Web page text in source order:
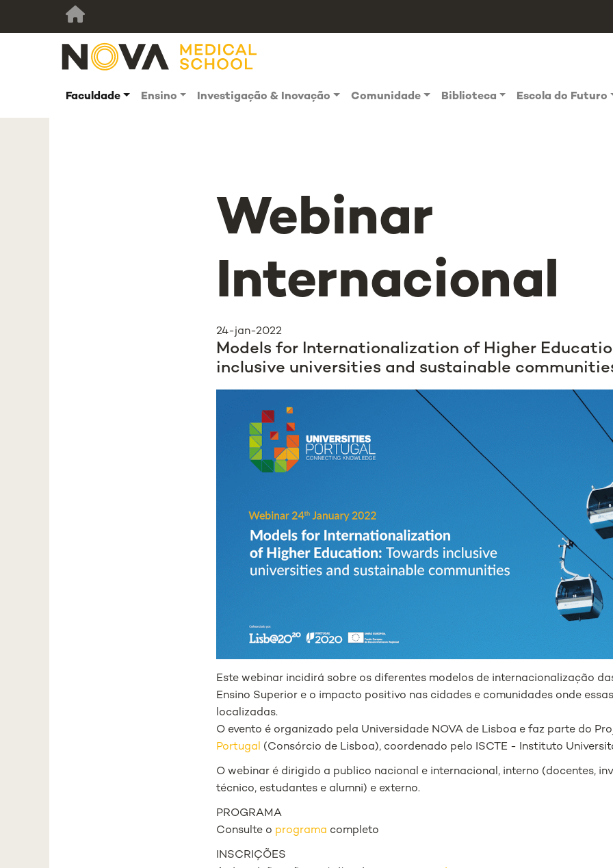
Faculdade Ensino Investigação & Inovação Comunidade Biblioteca Escola do Futuro
Webinar
Internacional
24-jan-2022
Models for Internationalization of Higher
inclusive universities and sustainable
Este webinar incidirá sobre os diferentes modelos de internacionalização
Ensino Superior e o impacto positivo nas cidades e comunidades onde
localizadas.
O evento é organizado pela Universidade NOVA de Lisboa e faz parte do
Portugal (Consórcio de Lisboa), coordenado pelo ISCTE - Instituto
O webinar é dirigido a publico nacional e internacional, interno (docentes,
técnico, estudantes e alumni) e externo.
PROGRAMA
Consulte o programa completo
INSCRIÇÕES